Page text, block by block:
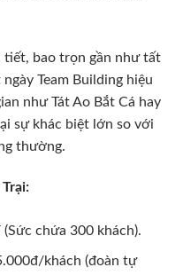
bao trọn gần như tất
Team Building hiệu
như Tát Ao Bắt Cá hay
sự khác biệt lớn so với
thường.
chứa 300 khách).
khách (đoàn tự